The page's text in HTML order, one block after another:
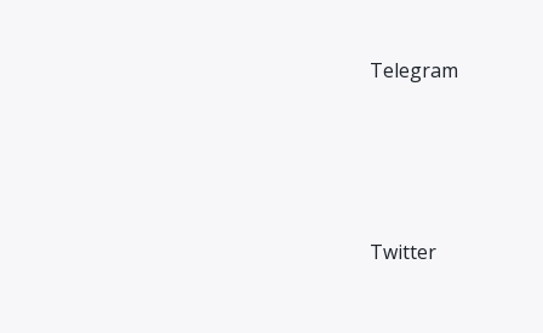
Telegram
Twitter